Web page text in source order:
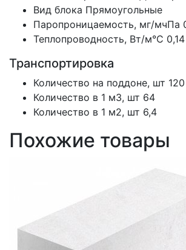
Вид блока Прямоугольные
Паропроницаемость, мг/мчПа
Теплопроводность, Вт/м°С 0,14
Транспортировка
Количество на поддоне, шт 120
Количество в 1 м3, шт 64
Количество в 1 м2, шт 6,4
Похожие товары